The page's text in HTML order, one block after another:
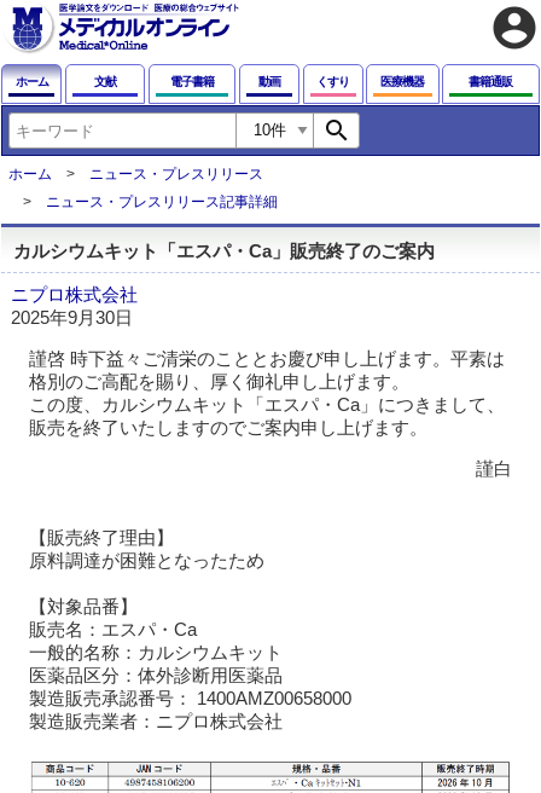
account_circle
ホーム 文献 電子書籍 動画 くすり 医療機器 書籍通販
search
ホーム
ニュース・プレスリリース
ニュース・プレスリリース記事詳細
カルシウムキット「エスパ・Ca」販売終了のご案内
ニプロ株式会社
2025年9月30日
謹啓 時下益々ご清栄のこととお慶び申し上げます。平素は
格別のご高配を賜り、厚く御礼申し上げます。
この度、カルシウムキット「エスパ・Ca」につきまして、
販売を終了いたしますのでご案内申し上げます。
謹白
【販売終了理由】
原料調達が困難となったため
【対象品番】
販売名：エスパ・Ca
一般的名称：カルシウムキット
医薬品区分：体外診断用医薬品
製造販売承認番号： 1400AMZ00658000
製造販売業者：ニプロ株式会社